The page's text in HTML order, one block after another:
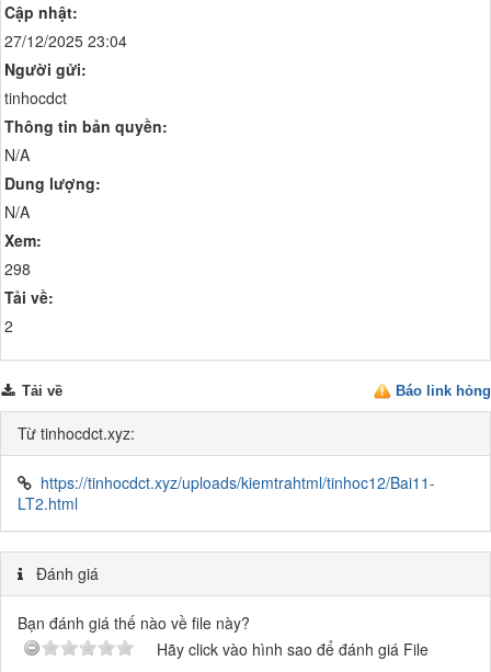
Cập nhật:
27/12/2025 23:04
Người gửi:
tinhocdct
Thông tin bản quyền:
N/A
Dung lượng:
N/A
Xem:
298
Tải về:
2
Báo link hỏng
Tải về
Từ tinhocdct.xyz:
https://tinhocdct.xyz/uploads/kiemtrahtml/tinhoc12/Bai11-
LT2.html
Đánh giá
Bạn đánh giá thế nào về file này?
Hãy click vào hình sao để đánh giá File